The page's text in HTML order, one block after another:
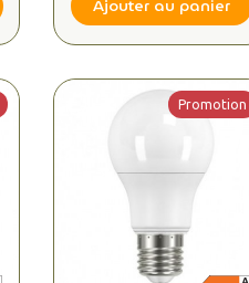
Ajouter au panier
Promotion